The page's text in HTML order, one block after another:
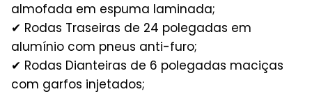
almofada em espuma laminada;
✔ Rodas Traseiras de 24 polegadas em
alumínio com pneus anti-furo;
✔ Rodas Dianteiras de 6 polegadas maciças
com garfos injetados;